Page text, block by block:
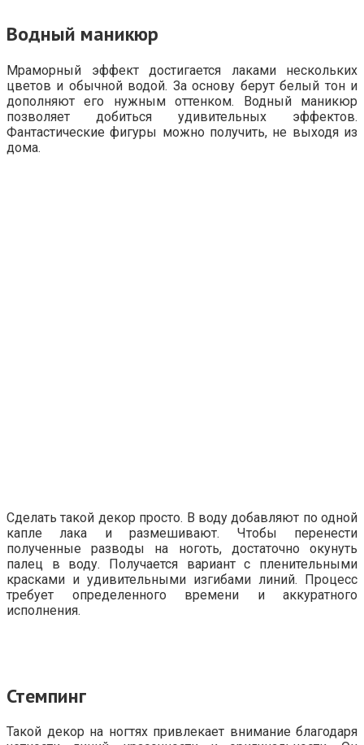
Водный маникюр
Мраморный эффект достигается лаками нескольких
цветов и обычной водой. За основу берут белый тон и
дополняют его нужным оттенком. Водный маникюр
позволяет добиться удивительных эффектов.
Фантастические фигуры можно получить, не выходя из
дома.
Сделать такой декор просто. В воду добавляют по одной
капле лака и размешивают. Чтобы перенести
полученные разводы на ноготь, достаточно окунуть
палец в воду. Получается вариант с пленительными
красками и удивительными изгибами линий. Процесс
требует определенного времени и аккуратного
исполнения.
Стемпинг
Такой декор на ногтях привлекает внимание благодаря